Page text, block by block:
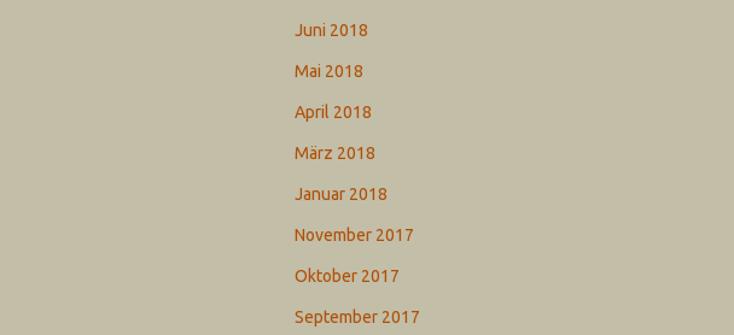
Juni 2018
Mai 2018
April 2018
März 2018
Januar 2018
November 2017
Oktober 2017
September 2017